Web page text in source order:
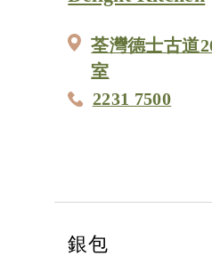
荃灣德士古道
室
2231 7500
銀包